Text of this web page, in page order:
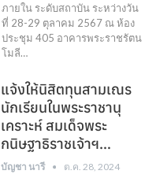
ภายใน ระดับสถาบัน ระหว่างวัน
ที่ 28-29 ตุลาคม 2567 ณ ห้อง
ประชุม 405 อาคารพระราชรัตน
โมลี…
แจ้งให้นิสิตทุนสามเณร
นักเรียนในพระราชานุ
เคราะห์ สมเด็จพระ
กนิษฐาธิราชเจ้าฯ…
บัญชา นารี ต.ค. 28, 2024